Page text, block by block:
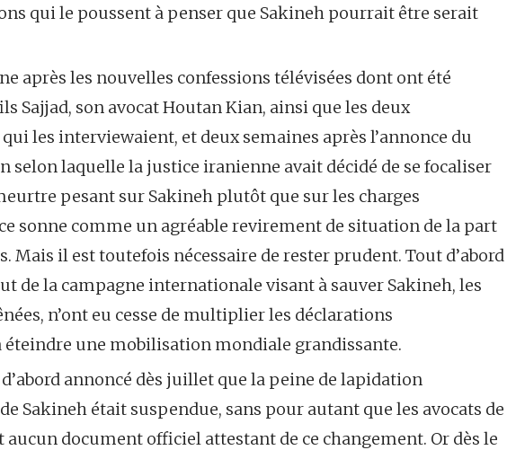
qui le poussent à penser que Sakineh pourrait être serait
après les nouvelles confessions télévisées dont ont été
Sajjad, son avocat Houtan Kian, ainsi que les deux
les interviewaient, et deux semaines après l’annonce du
selon laquelle la justice iranienne avait décidé de se focaliser
pesant sur Sakineh plutôt que sur les charges
sonne comme un agréable revirement de situation de la part
Mais il est toutefois nécessaire de rester prudent. Tout d’abord
de la campagne internationale visant à sauver Sakineh, les
n’ont eu cesse de multiplier les déclarations
une mobilisation mondiale grandissante.
annoncé dès juillet que la peine de lapidation
Sakineh était suspendue, sans pour autant que les avocats de
aucun document officiel attestant de ce changement. Or dès le